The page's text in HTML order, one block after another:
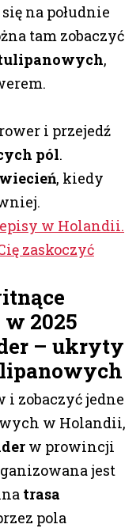
na południe
tam zobaczyć
,
i przejedź
pól.
, kiedy
w Holandii.
zaskoczyć
2025
– ukryty
i zobaczyć jedne
w Holandii,
w prowincji
jest
trasa
pola